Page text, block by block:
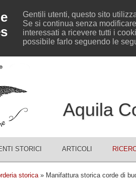
Gentili utenti, questo sito
Se si continua senza
interessati a ricevere tutti i
possibile farlo seguendo le
Aquila
STORICI ARTICOLI
storica» Manifattura storica corde di